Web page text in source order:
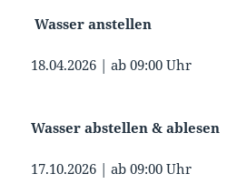
Wasser anstellen
18.04.2026 | ab 09:00 Uhr
Wasser abstellen & ablesen
17.10.2026 | ab 09:00 Uhr